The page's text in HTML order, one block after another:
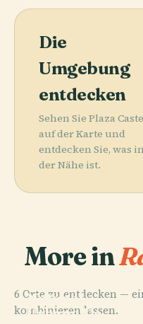
Die
Umgebung
entdecken
Sehen Sie Plaza
auf der Karte und
entdecken Sie, was in
der Nähe ist.
More in
6 Orte zu entdecken —
kombinieren lassen.
Natural
Urbana De
PLACE